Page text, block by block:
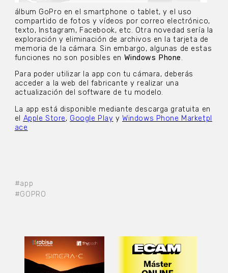
#app
#GOPRO
álbum GoPro en el smartphone o tablet, y el uso
compartido de fotos y vídeos por correo electrónico,
texto, Instagram, Facebook, etc. Otra novedad sería la
exploración y eliminación de archivos en la tarjeta de
memoria de la cámara. Sin embargo, algunas de estas
funciones no son posibles en Windows Phone.
Para poder utilizar la app con tu cámara, deberás
acceder a la web del fabricante y realizar una
actualización del software de tu modelo.
La app está disponible mediante descarga gratuita en
el Apple Store, Google Play yWindows Phone Marketpl
ace